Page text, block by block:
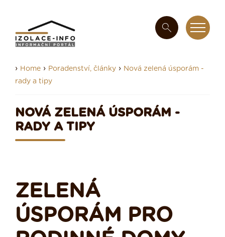
› Home › Poradenství, články › Nová zelená úsporám -
rady a tipy
NOVÁ ZELENÁ ÚSPORÁM -
RADY A TIPY
ZELENÁ
ÚSPORÁM PRO